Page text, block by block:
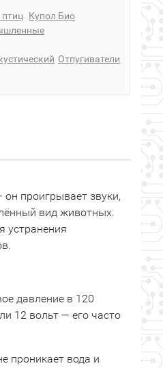
птиц
Купол Био
Отпугиватели
проигрывает звуки,
вид животных.
устранения
давление в 120
12 вольт — его часто
проникает вода и